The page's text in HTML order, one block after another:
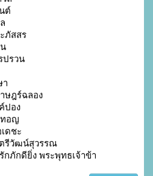
ต์
ภัสสร
ปรวน
า
ษฎร์ฉลอง
ปอง
ทอญ
ดชะ
รีวัฒน์สุวรรณ
ภักดียิ่ง พระพุทธเจ้าข้า